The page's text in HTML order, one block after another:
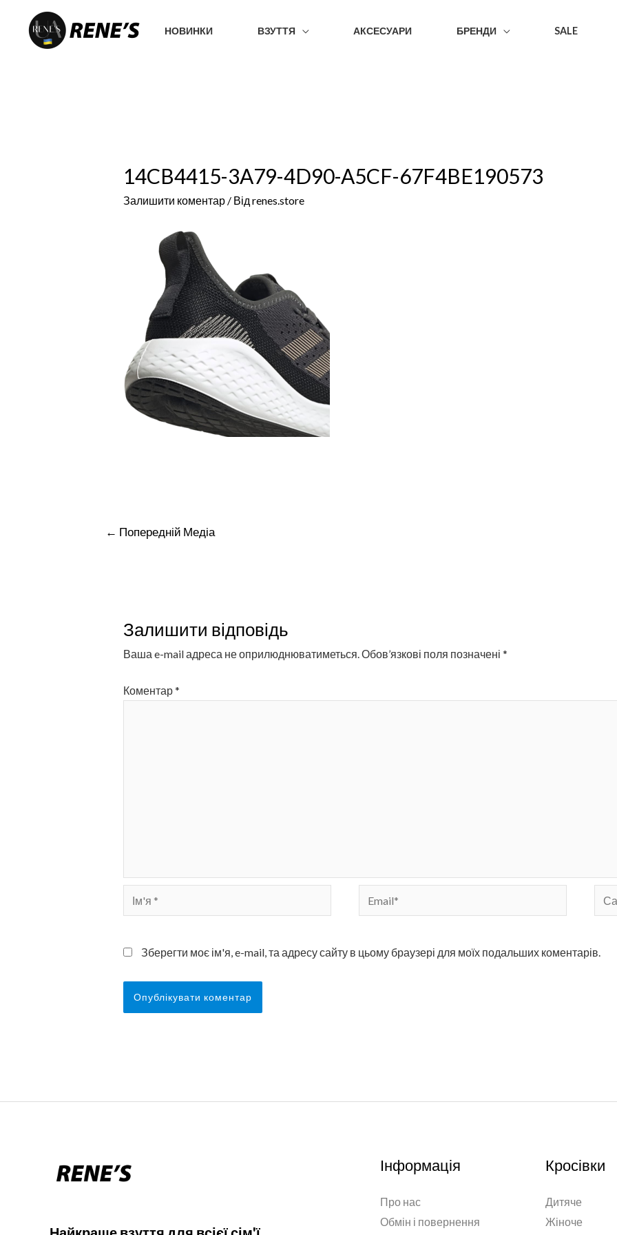
Перейти
НОВИНКИ ВЗУТТЯ АКСЕСУАРИ БРЕНДИ SALE
14CB4415-3A79-4D90-A5CF-67F4BE190573
Залишити коментар / Від renes.store
Навігація
← Попередній Медіа
Залишити відповідь
Ваша e-mail адреса не оприлюднюватиметься. Обов’язкові поля позначені *
Коментар*
Ім'я
*
Зберегти моє ім'я, e-mail, та адресу сайту в цьому браузері для моїх подальших коментарів.
Інформація
Про нас
Обмін і повернення
Кросівки
Дитяче
Жіноче